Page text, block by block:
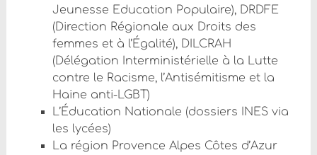
Jeunesse Education Populaire), DRDFE
(Direction Régionale aux Droits des
femmes et à l’Égalité), DILCRAH
(Délégation Interministérielle à la Lutte
contre le Racisme, l’Antisémitisme et la
Haine anti-LGBT)
L’Éducation Nationale (dossiers INES via
les lycées)
La région Provence Alpes Côtes d’Azur